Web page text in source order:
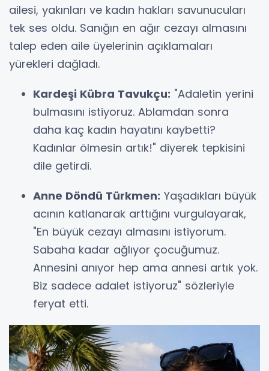
ailesi, yakınları ve kadın hakları savunucuları
tek ses oldu. Sanığın en ağır cezayı almasını
talep eden aile üyelerinin açıklamaları
yürekleri dağladı.
Kardeşi Kübra Tavukçu: "Adaletin yerini
bulmasını istiyoruz. Ablamdan sonra
daha kaç kadın hayatını kaybetti?
Kadınlar ölmesin artık!" diyerek tepkisini
dile getirdi.
Anne Döndü Türkmen: Yaşadıkları büyük
acının katlanarak arttığını vurgulayarak,
"En büyük cezayı almasını istiyorum.
Sabaha kadar ağlıyor çocuğumuz.
Annesini anıyor hep ama annesi artık yok.
Biz sadece adalet istiyoruz" sözleriyle
feryat etti.